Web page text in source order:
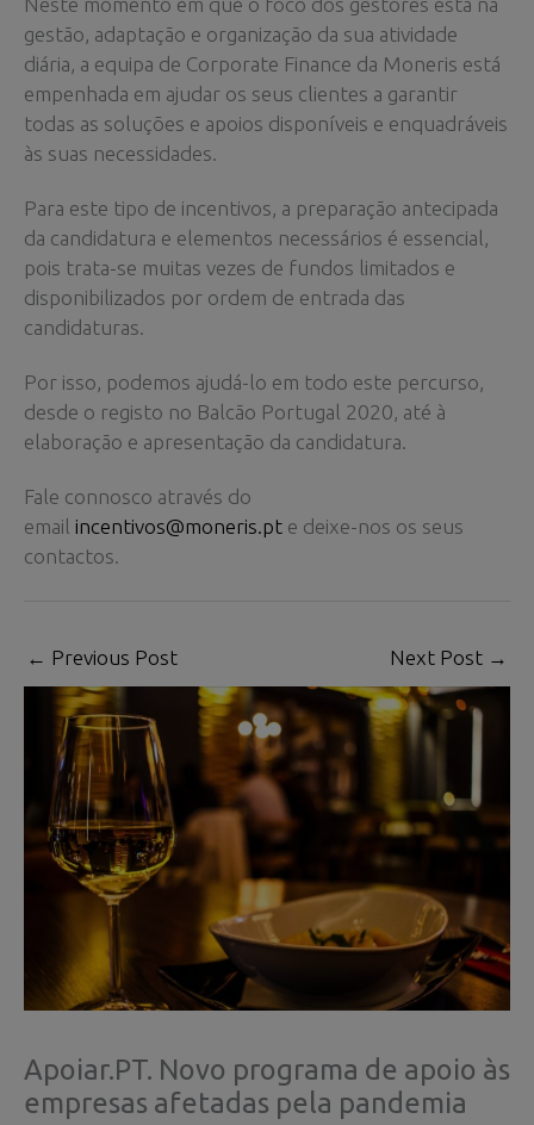
gestão, adaptação e organização da sua atividade
diária, a equipa de Corporate Finance da Moneris está
empenhada em ajudar os seus clientes a garantir
todas as soluções e apoios disponíveis e enquadráveis
às suas necessidades.
Para este tipo de incentivos, a preparação antecipada
da candidatura e elementos necessários é essencial,
pois trata-se muitas vezes de fundos limitados e
disponibilizados por ordem de entrada das
candidaturas.
Por isso, podemos ajudá-lo em todo este percurso,
desde o registo no Balcão Portugal 2020, até à
elaboração e apresentação da candidatura.
Fale connosco através do
email incentivos@moneris.pt e deixe-nos os seus
contactos.
← Previous Post Next Post →
Apoiar.PT. Novo programa de apoio às
empresas afetadas pela pandemia